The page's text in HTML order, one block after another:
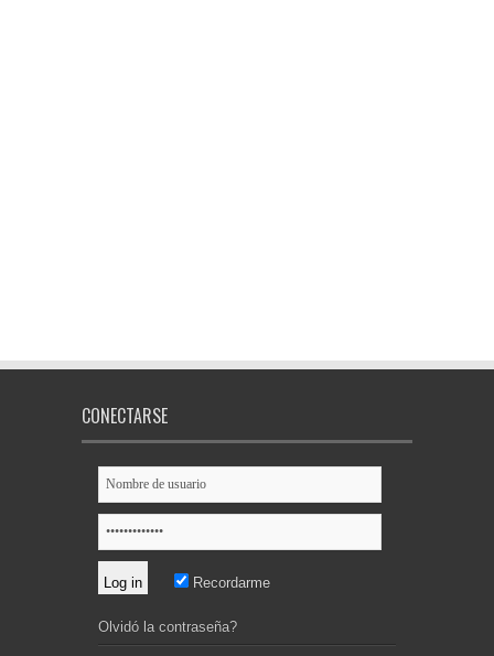
CONECTARSE
Recordarme
Olvidó la contraseña?